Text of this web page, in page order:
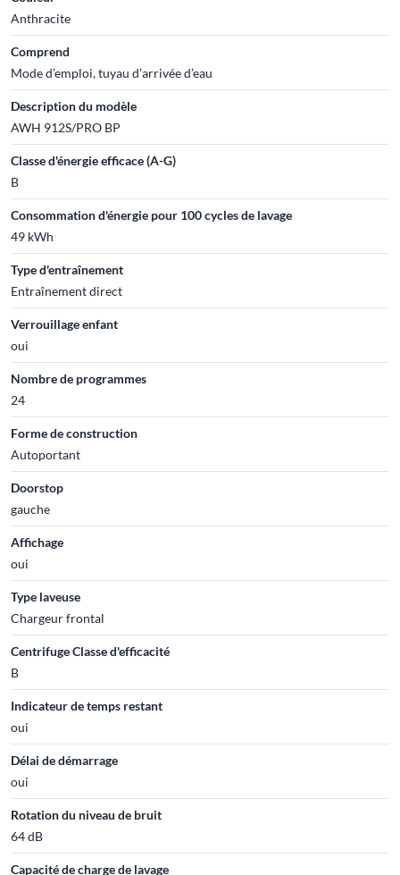
Anthracite
Comprend
Mode d’emploi, tuyau d’arrivée d’eau
Description du modèle
AWH 912S/PRO BP
Classe d'énergie efficace (A-G)
B
Consommation d'énergie pour 100 cycles de lavage
49 kWh
Type d'entraînement
Entraînement direct
Verrouillage enfant
oui
Nombre de programmes
24
Forme de construction
Autoportant
Doorstop
gauche
Affichage
oui
Type laveuse
Chargeur frontal
Centrifuge Classe d'efficacité
B
Indicateur de temps restant
oui
Délai de démarrage
oui
Rotation du niveau de bruit
64 dB
Capacité de charge de lavage